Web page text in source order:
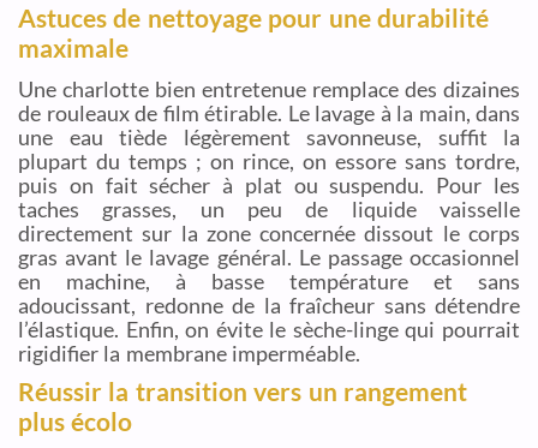
Astuces de nettoyage pour une durabilité
maximale
Une charlotte bien entretenue remplace des dizaines
de rouleaux de film étirable. Le lavage à la main, dans
une eau tiède légèrement savonneuse, suffit la
plupart du temps ; on rince, on essore sans tordre,
puis on fait sécher à plat ou suspendu. Pour les
taches grasses, un peu de liquide vaisselle
directement sur la zone concernée dissout le corps
gras avant le lavage général. Le passage occasionnel
en machine, à basse température et sans
adoucissant, redonne de la fraîcheur sans détendre
l’élastique. Enfin, on évite le sèche-linge qui pourrait
rigidifier la membrane imperméable.
Réussir la transition vers un rangement
plus écolo